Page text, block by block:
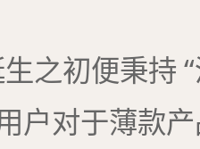
之初便秉持
户对于薄款